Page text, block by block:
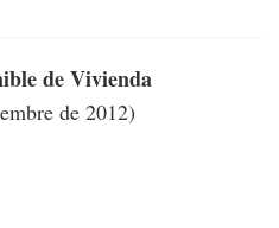
de Vivienda
de 2012)